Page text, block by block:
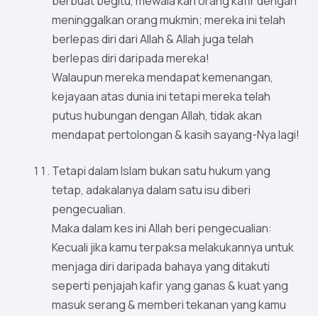
meninggalkan orang mukmin; mereka ini telah
berlepas diri dari Allah & Allah juga telah
berlepas diri daripada mereka!
Walaupun mereka mendapat kemenangan,
kejayaan atas dunia ini tetapi mereka telah
putus hubungan dengan Allah, tidak akan
mendapat pertolongan & kasih sayang-Nya lagi!
Tetapi dalam Islam bukan satu hukum yang
tetap, adakalanya dalam satu isu diberi
pengecualian.
Maka dalam kes ini Allah beri pengecualian:
Kecuali jika kamu terpaksa melakukannya untuk
menjaga diri daripada bahaya yang ditakuti
seperti penjajah kafir yang ganas & kuat yang
masuk serang & memberi tekanan yang kamu